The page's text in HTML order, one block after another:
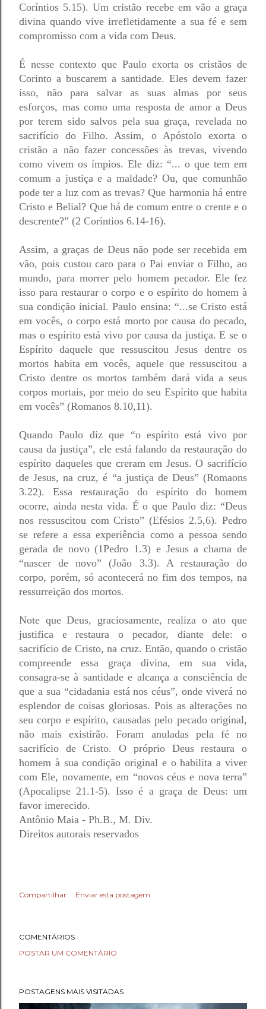
Coríntios 5.15). Um cristão recebe em vão a graça
divina quando vive irrefletidamente a sua fé e sem
compromisso com a vida com Deus.
É nesse contexto que Paulo exorta os cristãos de
Corinto a buscarem a santidade. Eles devem fazer
isso, não para salvar as suas almas por seus
esforços, mas como uma resposta de amor a Deus
por terem sido salvos pela sua graça, revelada no
sacrifício do Filho. Assim, o Apóstolo exorta o
cristão a não fazer concessões às trevas, vivendo
como vivem os ímpios. Ele diz: “... o que tem em
comum a justiça e a maldade? Ou, que comunhão
pode ter a luz com as trevas? Que harmonia há entre
Cristo e Belial? Que há de comum entre o crente e o
descrente?” (2 Coríntios 6.14-16).
Assim, a graças de Deus não pode ser recebida em
vão, pois custou caro para o Pai enviar o Filho, ao
mundo, para morrer pelo homem pecador. Ele fez
isso para restaurar o corpo e o espírito do homem à
sua condição inicial. Paulo ensina: “...se Cristo está
em vocês, o corpo está morto por causa do pecado,
mas o espírito está vivo por causa da justiça. E se o
Espírito daquele que ressuscitou Jesus dentre os
mortos habita em vocês, aquele que ressuscitou a
Cristo dentre os mortos também dará vida a seus
corpos mortais, por meio do seu Espírito que habita
em vocês” (Romanos 8.10,11).
Quando Paulo diz que “o espírito está vivo por
causa da justiça”, ele está falando da restauração do
espírito daqueles que creram em Jesus. O sacrifício
de Jesus, na cruz, é “a justiça de Deus” (Romaons
3.22). Essa restauração do espírito do homem
ocorre, ainda nesta vida. É o que Paulo diz: “Deus
nos ressuscitou com Cristo” (Efésios 2.5,6). Pedro
se refere a essa experiência como a pessoa sendo
gerada de novo (1Pedro 1.3) e Jesus a chama de
“nascer de novo” (João 3.3). A restauração do
corpo, porém, só acontecerá no fim dos tempos, na
ressurreição dos mortos.
Note que Deus, graciosamente, realiza o ato que
justifica e restaura o pecador, diante dele: o
sacrifício de Cristo, na cruz. Então, quando o cristão
compreende essa graça divina, em sua vida,
consagra-se à santidade e alcança a consciência de
que a sua “cidadania está nos céus”, onde viverá no
esplendor de coisas gloriosas. Pois as alterações no
seu corpo e espírito, causadas pelo pecado original,
não mais existirão. Foram anuladas pela fé no
sacrifício de Cristo. O próprio Deus restaura o
homem à sua condição original e o habilita a viver
com Ele, novamente, em “novos céus e nova terra”
(Apocalipse 21.1-5). Isso é a graça de Deus: um
favor imerecido.
Antônio Maia - Ph.B., M. Div.
Direitos autorais reservados
Compartilhar Enviar esta postagem
COMENTÁRIOS
POSTAR UM COMENTÁRIO
POSTAGENS MAIS VISITADAS